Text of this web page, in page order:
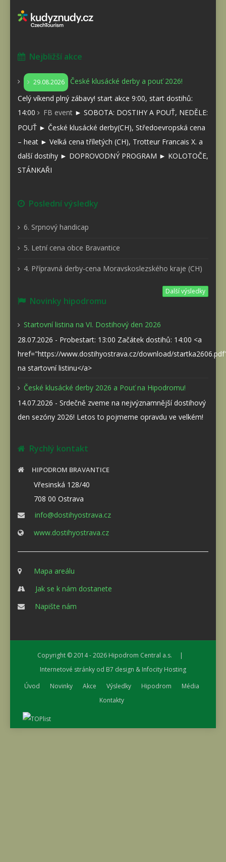
Nejbližší akce
29.08.2026
České klusácké derby a pouť 2026!
Celý víkend plný zábavy! start akce 9:00, start dostihů:
14:00
FB event ► SOBOTA: DOSTIHY A POUŤ, NEDĚLE:
POUŤ ► České klusácké derby(CH), Středoevropská cena
– heat ► Velká cena tříletých (CH), Trotteur Francais X. a
další dostihy ► DOPROVODNÝ PROGRAM ► KOLOTOČE,
STÁNKAŘI
Poslední výsledky
6. Srpnový handicap
5. Letní cena obce Bravantice
4. Přípravná derby-cena Moravskoslezského kraje (CH)
Další výsledky
Novinky hipodromu
Startovní listina na VI. Dostihový den 2026
28.07.2026 - Probestart: 13:00 Začátek dostihů: 14:00 <a
href="https://www.dostihyostrava.cz/download/
na startovní listinu</a>
České klusácké derby 2026 a Pouť na Hipodromu!
14.07.2026 - Srdečně zveme na nejvýznamnější dostihový
den sezóny 2026! Letos to pojmeme opravdu ve velkém!
Rychlý kontakt
HIPODROM BRAVANTICE
Vřesinská 128/40
708 00 Ostrava
info@dostihyostrava.cz
www.dostihyostrava.cz
Mapa areálu
Jak se k nám dostanete
Napište nám
Copyright © 2014 - 2026 Hipodrom Central a.s. |
Internetové stránky od B7 design & Infocity Hosting
Úvod
Novinky Akce Výsledky Hipodrom
Média
Kontakty